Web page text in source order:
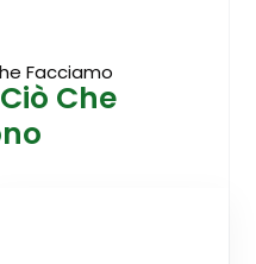
Facciamo
Che